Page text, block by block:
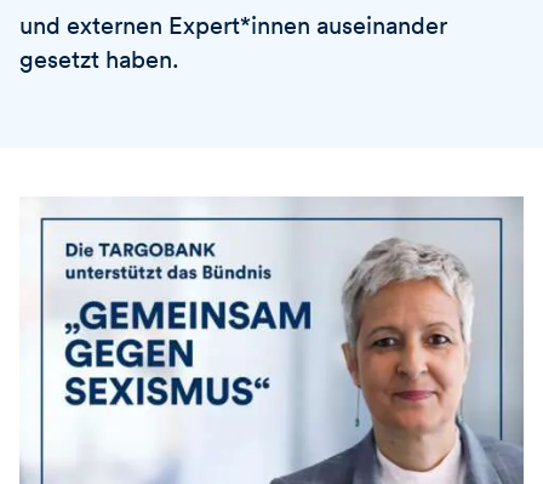
und externen Expert*innen auseinander
gesetzt haben.